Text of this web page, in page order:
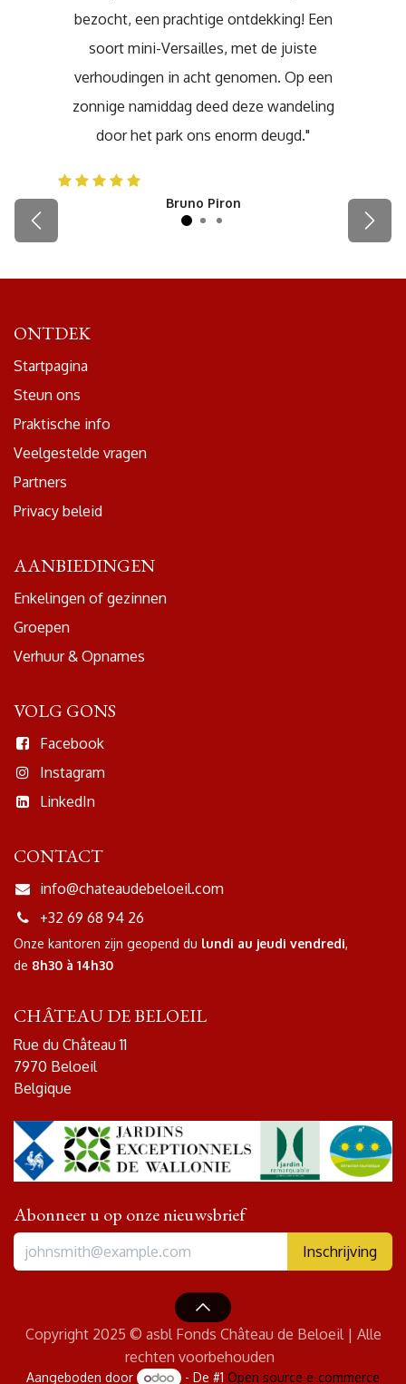
bezocht, een prachtige ontdekking! Een
soort mini-Versailles, met de juiste
verhoudingen in acht genomen. Op een
zonnige namiddag deed deze wandeling
door het park ons enorm deugd."
Bruno Piron
Précédent
ONTDEK
Startpagina
Steun ons
Praktische info
Veelgestelde vragen
Partners
Privacy beleid
AANBIEDINGEN
Enkelingen of gezinnen
Groepen
Verhuur & Opnames
VOLG GONS
Facebook
Instagram
LinkedIn
CONTACT
info@chateaudebeloeil.com
+32 69 68 94 26
Onze kantoren zijn geopend du lundi au jeudi vendredi,
de 8h30 à 14h30
CHÂTEAU DE BELOEIL
Rue du Château 11
7970 Beloeil
Belgique
Abonneer u op onze nieuwsbrief
Inschrijving
Copyright 2025 © asbl Fonds Château de Beloeil | Alle
rechten voorbehouden
Aangeboden door - De #1 Open source e-commerce